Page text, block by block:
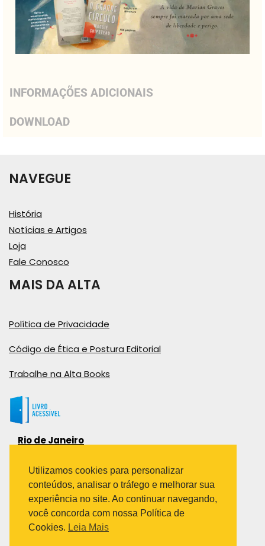
INFORMAÇÕES ADICIONAIS
DOWNLOAD
NAVEGUE
História
Notícias e Artigos
Loja
Fale Conosco
MAIS DA ALTA
Política de Privacidade
Código de Ética e Postura Editorial
Trabalhe na Alta Books
Rio de Janeiro
Bairro Industrial do Jacaré
Rio de Janeiro – RJ – CEP: 20970-031
Telefone:
(21) 3278-8069
(21) 3995-7512
Utilizamos cookies para personalizar
conteúdos, analisar o tráfego e melhorar sua
experiência no site. Ao continuar navegando,
você concorda com nossa Política de
Cookies. Leia Mais